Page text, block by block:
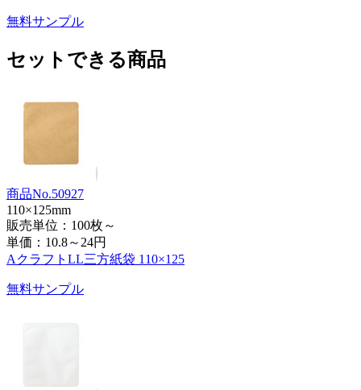
無料サンプル
セットできる商品
商品No.50927
110×125mm
販売単位：100枚～
単価： 10.8～24円
AクラフトLL三方紙袋 110×125
無料サンプル